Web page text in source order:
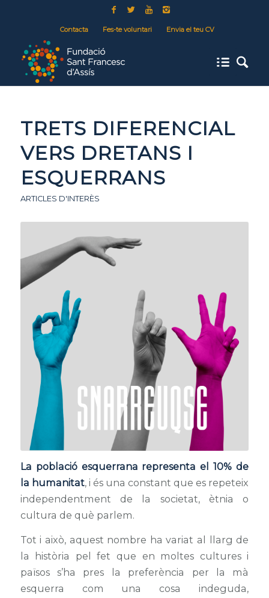
Contacta Fes-te voluntari Envia el teu CV
TRETS DIFERENCIAL
VERS DRETANS I
ESQUERRANS
ARTICLES D'INTERÈS
La població esquerrana representa el 10% de
la humanitat, i és una constant que es repeteix
independentment de la societat, ètnia o
cultura de què parlem.
Tot i això, aquest nombre ha variat al llarg de
la història pel fet que en moltes cultures i
països s’ha pres la preferència per la mà
esquerra com una cosa indeguda,